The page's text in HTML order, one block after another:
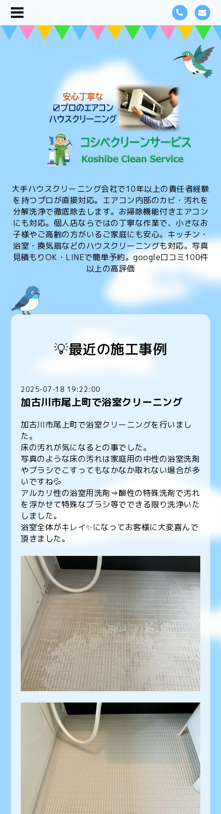
大手ハウスクリーニング会社で10年以上の責任者経験
を持つプロが直接対応。エアコン内部のカビ・汚れを
分解洗浄で徹底除去します。お掃除機能付きエアコン
にも対応。個人店ならではの丁寧な作業で、小さなお
子様やご高齢の方がいるご家庭にも安心。キッチン・
浴室・換気扇などのハウスクリーニングも対応。写真
見積もりOK・LINEで簡単予約。google口コミ100件
以上の高評価
💡最近の施工事例
2025-07-18 19:22:00
加古川市尾上町で浴室クリーニング
加古川市尾上町で浴室クリーニングを行いまし
た。
床の汚れが気になるとの事でした。
写真のような床の汚れは家庭用の中性の浴室洗剤
やブラシでこすってもなかなか取れない場合が多
いですね💦
アルカリ性の浴室用洗剤⇒酸性の特殊洗剤で汚れ
を浮かせて特殊なブラシ等でできる限り洗浄いた
しました。
浴室全体がキレイ✨になってお客様に大変喜んで
頂きました。